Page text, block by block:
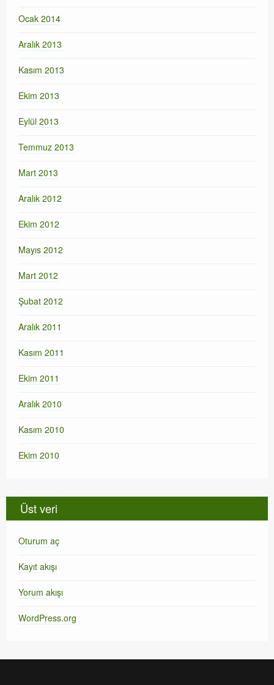
Ocak 2014
Aralık 2013
Kasım 2013
Ekim 2013
Eylül 2013
Temmuz 2013
Mart 2013
Aralık 2012
Ekim 2012
Mayıs 2012
Mart 2012
Şubat 2012
Aralık 2011
Kasım 2011
Ekim 2011
Aralık 2010
Kasım 2010
Ekim 2010
Üst veri
Oturum aç
Kayıt akışı
Yorum akışı
WordPress.org